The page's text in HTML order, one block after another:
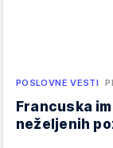
POSLOVNE VESTI
Francuska
neželjenih